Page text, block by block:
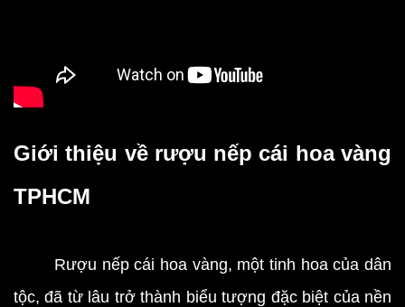
Giới thiệu về rượu nếp cái hoa vàng
TPHCM
Rượu nếp cái hoa vàng, một tinh hoa của dân
tộc, đã từ lâu trở thành biểu tượng đặc biệt của nền